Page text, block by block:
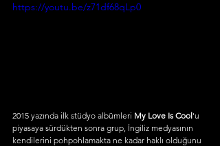
https://youtu.be/z71df68qLp0
2015 yazında ilk stüdyo albümleri My Love Is Cool'u
piyasaya sürdükten sonra grup, İngiliz medyasının
kendilerini pohpohlamakta ne kadar haklı olduğunu